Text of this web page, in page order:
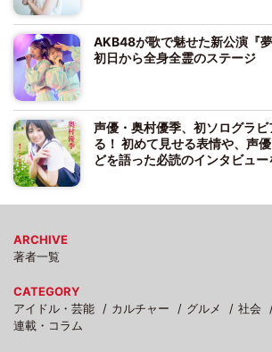
AKB48が歌で魅せた新公演『
初日から全身全霊のステージ
声優・奥村優季、初ソログラ
る！ 初めて見せる表情や、声
どを語った必読のインタビュー
ARCHIVE
著者一覧
CATEGORY
アイドル・芸能
カルチャー グルメ 社会
連載・コラム